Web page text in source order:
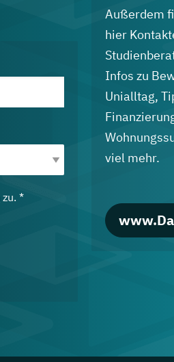
zu. *
Außerdem
hier
Infos zu
Unialltag,
viel mehr.